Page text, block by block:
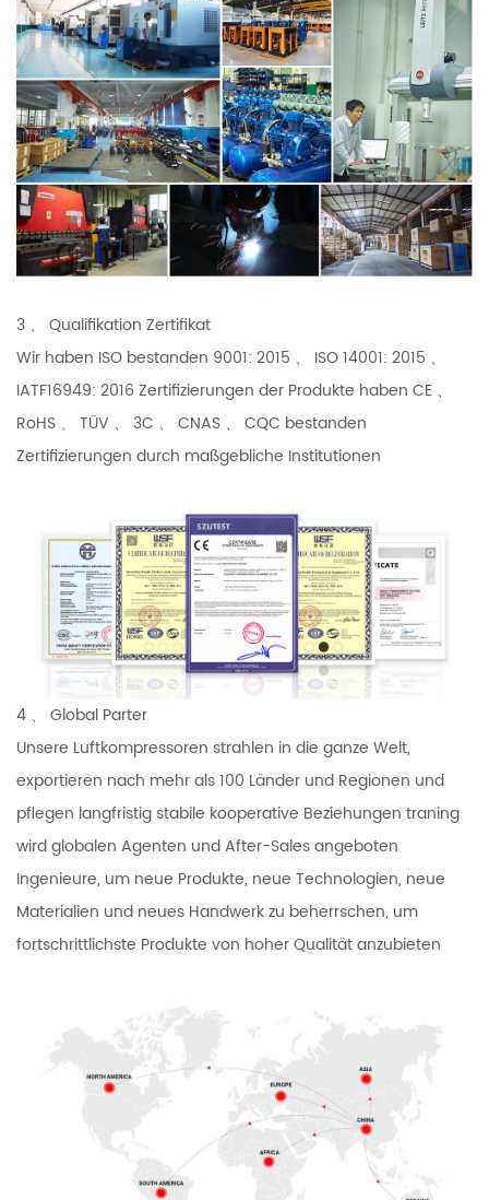
3 、 Qualifikation Zertifikat
Wir haben ISO bestanden 9001: 2015 、 ISO 14001: 2015 、
IATF16949: 2016 Zertifizierungen der Produkte haben CE 、
RoHS 、 TÜV 、 3C 、 CNAS 、 CQC bestanden
Zertifizierungen durch maßgebliche Institutionen
4 、 Global Parter
Unsere Luftkompressoren strahlen in die ganze Welt,
exportieren nach mehr als 100 Länder und Regionen und
pflegen langfristig stabile kooperative Beziehungen traning
wird globalen Agenten und After-Sales angeboten
Ingenieure, um neue Produkte, neue Technologien, neue
Materialien und neues Handwerk zu beherrschen, um
fortschrittlichste Produkte von hoher Qualität anzubieten